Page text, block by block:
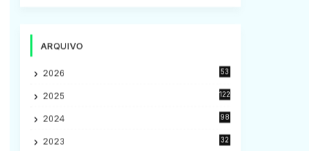
ARQUIVO
2026 53
2025 122
2024 98
2023
32